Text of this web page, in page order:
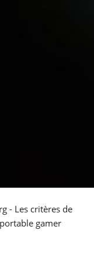
- Les critères de
gamer